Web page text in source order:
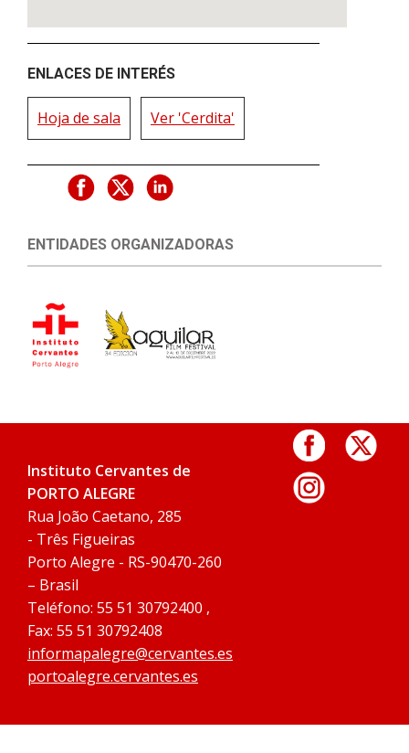
ENLACES DE INTERÉS
Hoja de sala Ver 'Cerdita'
ENTIDADES ORGANIZADORAS
Instituto Cervantes de
PORTO ALEGRE
Rua João Caetano, 285
- Três Figueiras
Porto Alegre - RS-90470-260
– Brasil
Teléfono: 55 51 30792400 ,
Fax: 55 51 30792408
informapalegre@cervantes.es
portoalegre.cervantes.es